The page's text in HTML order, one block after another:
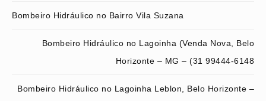
Bombeiro Hidráulico no Bairro Vila Suzana
Bombeiro Hidráulico no Lagoinha (Venda Nova, Belo
Horizonte – MG – (31 99444-6148
Bombeiro Hidráulico no Lagoinha Leblon, Belo Horizonte –